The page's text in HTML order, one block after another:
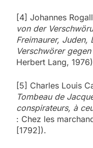
[4] Johannes
von der
Freimaurer, Juden,
Verschwörer
Herbert Lang,
[5] Charles Louis
Tombeau de
conspirateurs, à
: Chez les
[1792]).